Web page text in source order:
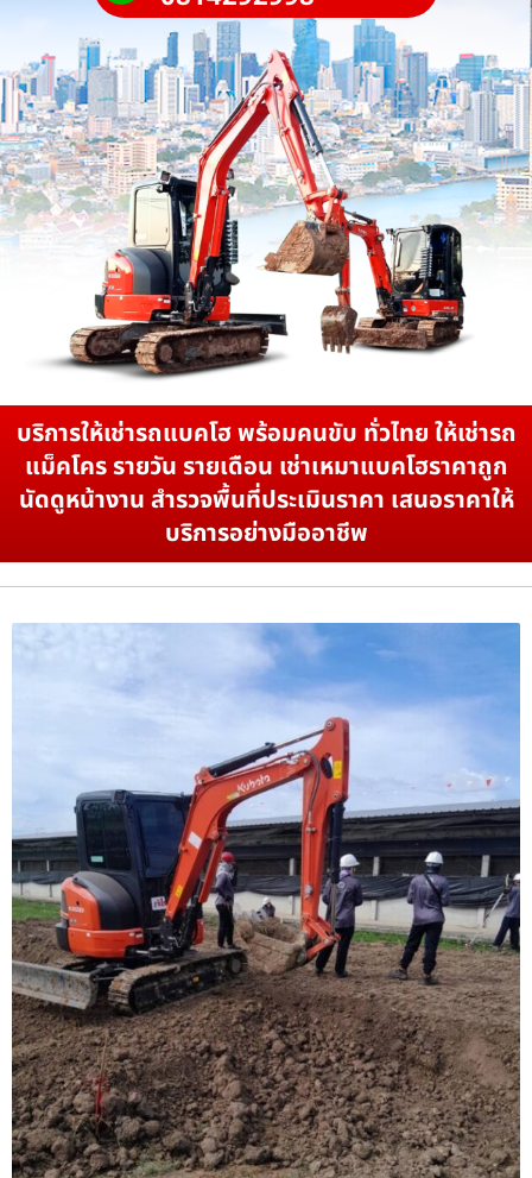
บริการให้เช่ารถแบคโฮ พร้อมคนขับ ทั่วไทย ให้เช่ารถ
แม็คโคร รายวัน รายเดือน เช่าเหมาแบคโฮราคาถูก
นัดดูหน้างาน สำรวจพื้นที่ประเมินราคา เสนอราคาให้
บริการอย่างมืออาชีพ